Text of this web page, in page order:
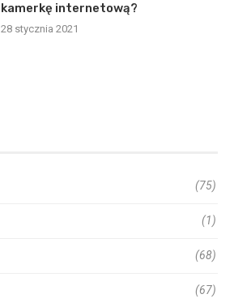
kamerkę internetową?
28 stycznia 2021
(75)
(1)
(68)
(67)